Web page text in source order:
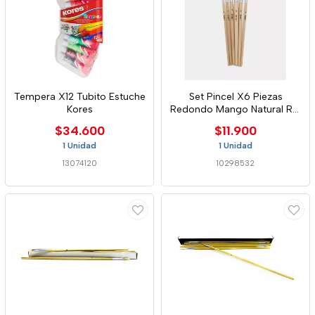
Tempera X12 Tubito Estuche
Kores
$34.600
1 Unidad
13074120
Set Pincel X6 Piezas
Redondo Mango Natural Ref
$11.900
1 Unidad
10298532